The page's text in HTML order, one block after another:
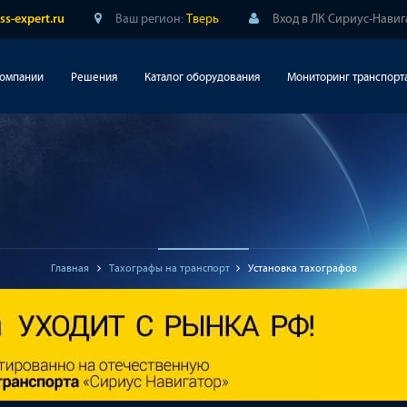
expert.ru Ваш регион: Тверь Вход в ЛК Сириус-
Решения Каталог оборудования Мониторинг
Главная Тахографы на транспорт Установка тахографов